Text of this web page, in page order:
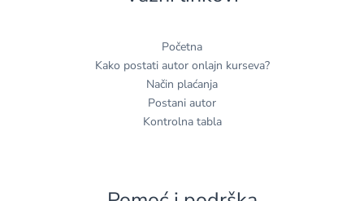
Početna
Kako postati autor onlajn kurseva?
Način plaćanja
Postani autor
Kontrolna tabla